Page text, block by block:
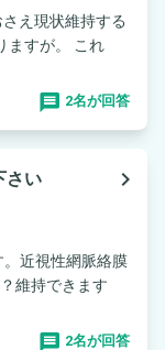
え現状維持する
ますが。 これ
2名が回答
さい
navigate_next
維持できます
2名が回答